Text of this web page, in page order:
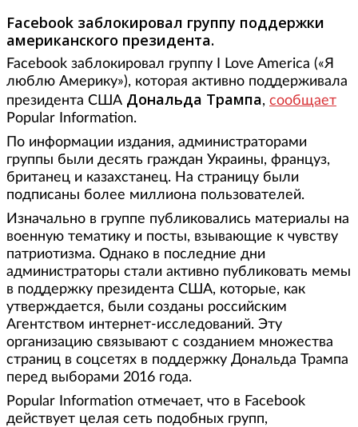
Facebook заблокировал группу поддержки
американского президента.
Facebook заблокировал группу I Love America («Я
люблю Америку»), которая активно поддерживала
президента США Дональда Трампа, сообщает
Popular Information.
По информации издания, администраторами
группы были десять граждан Украины, француз,
британец и казахстанец. На страницу были
подписаны более миллиона пользователей.
Изначально в группе публиковались материалы на
военную тематику и посты, взывающие к чувству
патриотизма. Однако в последние дни
администраторы стали активно публиковать мемы
в поддержку президента США, которые, как
утверждается, были созданы российским
Агентством интернет-исследований. Эту
организацию связывают с созданием множества
страниц в соцсетях в поддержку Дональда Трампа
перед выборами 2016 года.
Popular Information отмечает, что в Facebook
действует целая сеть подобных групп,